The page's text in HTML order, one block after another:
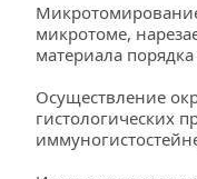
микротоме,
материала
Осуществление
гистологических